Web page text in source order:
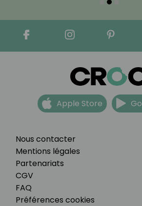
Nous contacter
Mentions légales
Partenariats
CGV
FAQ
Préférences cookies
Apple Store